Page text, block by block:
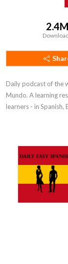
2.4M
Daily podcast of the
Mundo. A learning
learners - in Spanish,